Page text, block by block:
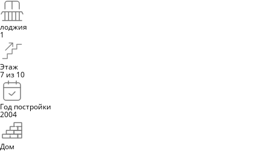
лоджия
1
Этаж
7 из 10
Год постройки
2004
Дом